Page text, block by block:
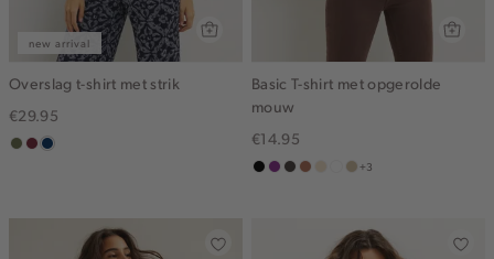
new arrival
Overslag t-shirt met strik
€29.95
groen,
brique
donkerblauw
Basic T-shirt met opgerolde
mouw
€14.95
zwart
middenpaars
chocoterracotta
vanille
witlichtzand
+3